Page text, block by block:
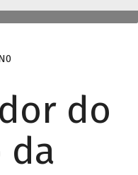
do
da